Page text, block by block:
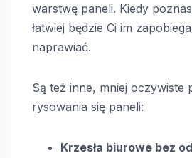
warstwę paneli. Kiedy
łatwiej będzie Ci im
naprawiać.
Są też inne, mniej oczywiste
rysowania się paneli:
Krzesła biurowe bez